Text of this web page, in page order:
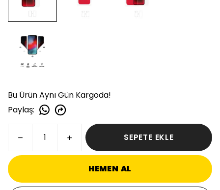
Bu Ürün Aynı Gün Kargoda!
Paylaş:
SEPETE EKLE
HEMEN AL